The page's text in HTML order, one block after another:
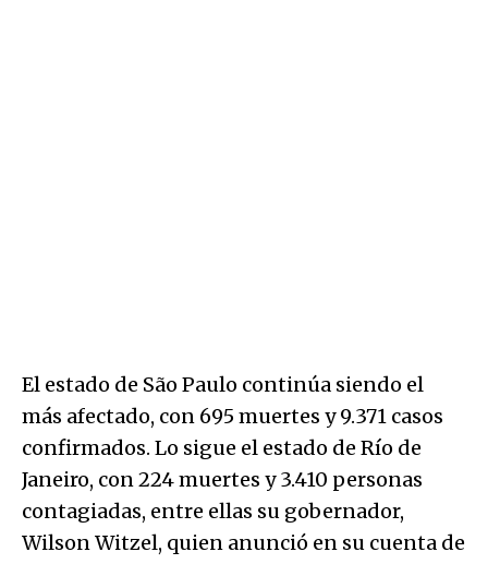
El estado de São Paulo continúa siendo el
más afectado, con 695 muertes y 9.371 casos
confirmados. Lo sigue el estado de Río de
Janeiro, con 224 muertes y 3.410 personas
contagiadas, entre ellas su gobernador,
Wilson Witzel, quien anunció en su cuenta de